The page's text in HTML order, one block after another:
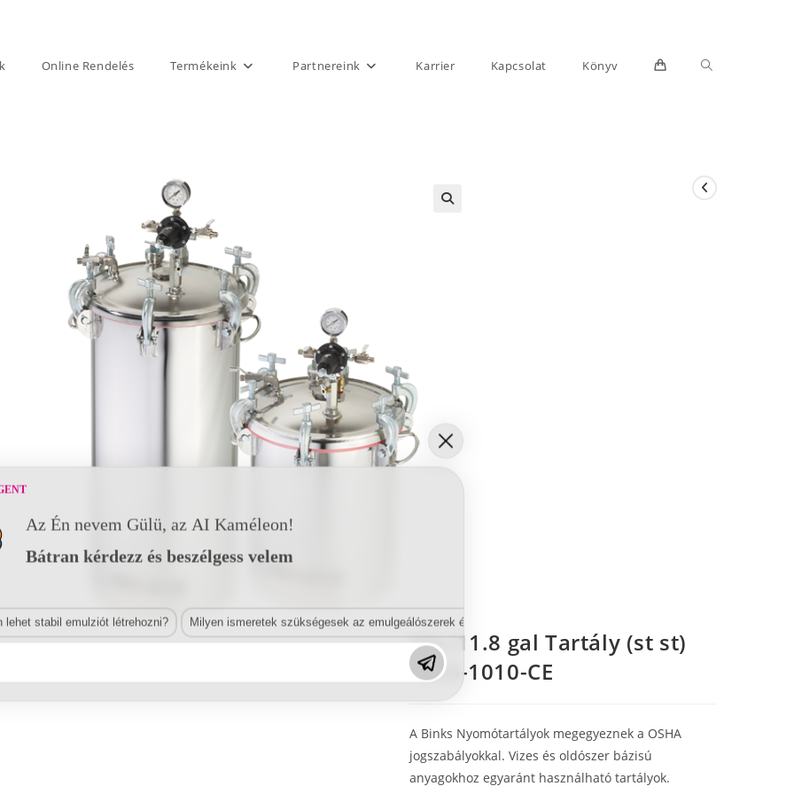
Online Rendelés Termékeink Partnereink Karrier Kapcsolat Könyv Toggle
website
40L/11.8 gal Tartály (st st)
183S-1010-CE
A Binks Nyomótartályok megegyeznek a OSHA
jogszabályokkal. Vizes és oldószer bázisú
anyagokhoz egyaránt használható tartályok.
Az Én nevem Gülü, az AI Kaméleon!
Bátran kérdezz és beszélgess velem
lehet stabil emulziót létrehozni? Milyen ismeretek szükségesek az emulgeálószerek és diszpergálószerek terén?